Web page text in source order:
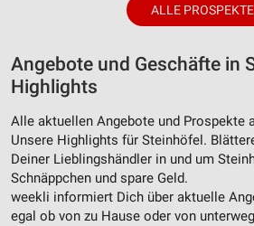
ALLE PROSPEKTE
Angebote und Geschäfte in
Highlights
Alle aktuellen Angebote und Prospekte
Unsere Highlights für Steinhöfel.
Deiner Lieblingshändler in und um
Schnäppchen und spare Geld.
weekli informiert Dich über aktuelle
egal ob von zu Hause oder von